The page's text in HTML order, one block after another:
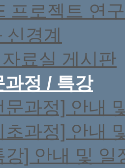
프로젝트 연
신경계
료실 게시판
정 / 특강
문과정] 안내
초과정] 안내
강] 안내 및 일